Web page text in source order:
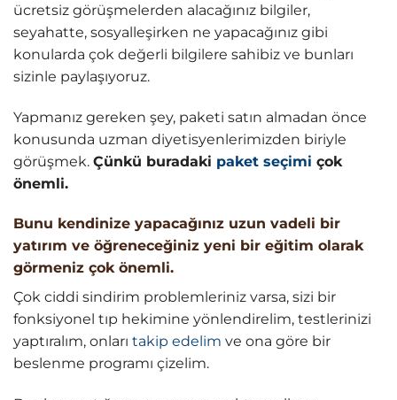
ücretsiz görüşmelerden alacağınız bilgiler,
seyahatte, sosyalleşirken ne yapacağınız gibi
konularda çok değerli bilgilere sahibiz ve bunları
sizinle paylaşıyoruz.
Yapmanız gereken şey, paketi satın almadan önce
konusunda uzman diyetisyenlerimizden biriyle
görüşmek. Çünkü buradaki paket seçimi çok
önemli.
Bunu kendinize yapacağınız uzun vadeli bir
yatırım ve öğreneceğiniz yeni bir eğitim olarak
görmeniz çok önemli.
Çok ciddi sindirim problemleriniz varsa, sizi bir
fonksiyonel tıp hekimine yönlendirelim, testlerinizi
yaptıralım, onları takip edelim ve ona göre bir
beslenme programı çizelim.